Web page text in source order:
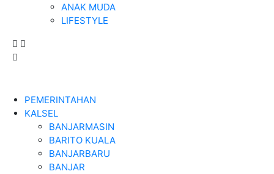
ANAK MUDA
LIFESTYLE
PEMERINTAHAN
KALSEL
BANJARMASIN
BARITO KUALA
BANJARBARU
BANJAR